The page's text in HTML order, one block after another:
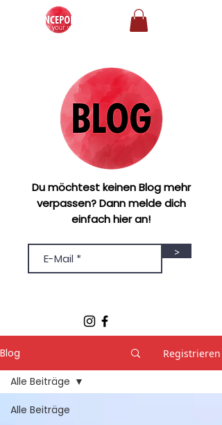
Du möchtest keinen Blog mehr
verpassen? Dann melde dich
einfach hier an!
>
Blog Registrieren
Alle Beiträge
Alle Beiträge